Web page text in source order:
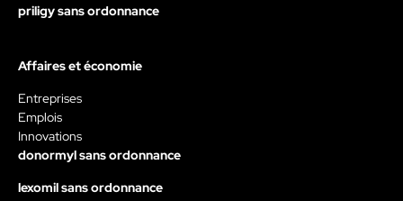
priligy sans ordonnance
Affaires et économie
Entreprises
Emplois
Innovations
donormyl sans ordonnance
lexomil sans ordonnance